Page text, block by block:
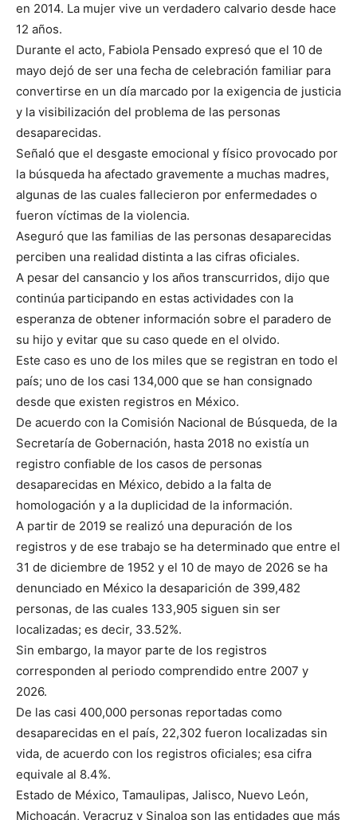
en 2014. La mujer vive un verdadero calvario desde hace
12 años.
Durante el acto, Fabiola Pensado expresó que el 10 de
mayo dejó de ser una fecha de celebración familiar para
convertirse en un día marcado por la exigencia de justicia
y la visibilización del problema de las personas
desaparecidas.
Señaló que el desgaste emocional y físico provocado por
la búsqueda ha afectado gravemente a muchas madres,
algunas de las cuales fallecieron por enfermedades o
fueron víctimas de la violencia.
Aseguró que las familias de las personas desaparecidas
perciben una realidad distinta a las cifras oficiales.
A pesar del cansancio y los años transcurridos, dijo que
continúa participando en estas actividades con la
esperanza de obtener información sobre el paradero de
su hijo y evitar que su caso quede en el olvido.
Este caso es uno de los miles que se registran en todo el
país; uno de los casi 134,000 que se han consignado
desde que existen registros en México.
De acuerdo con la Comisión Nacional de Búsqueda, de la
Secretaría de Gobernación, hasta 2018 no existía un
registro confiable de los casos de personas
desaparecidas en México, debido a la falta de
homologación y a la duplicidad de la información.
A partir de 2019 se realizó una depuración de los
registros y de ese trabajo se ha determinado que entre el
31 de diciembre de 1952 y el 10 de mayo de 2026 se ha
denunciado en México la desaparición de 399,482
personas, de las cuales 133,905 siguen sin ser
localizadas; es decir, 33.52%.
Sin embargo, la mayor parte de los registros
corresponden al periodo comprendido entre 2007 y
2026.
De las casi 400,000 personas reportadas como
desaparecidas en el país, 22,302 fueron localizadas sin
vida, de acuerdo con los registros oficiales; esa cifra
equivale al 8.4%.
Estado de México, Tamaulipas, Jalisco, Nuevo León,
Michoacán, Veracruz y Sinaloa son las entidades que más